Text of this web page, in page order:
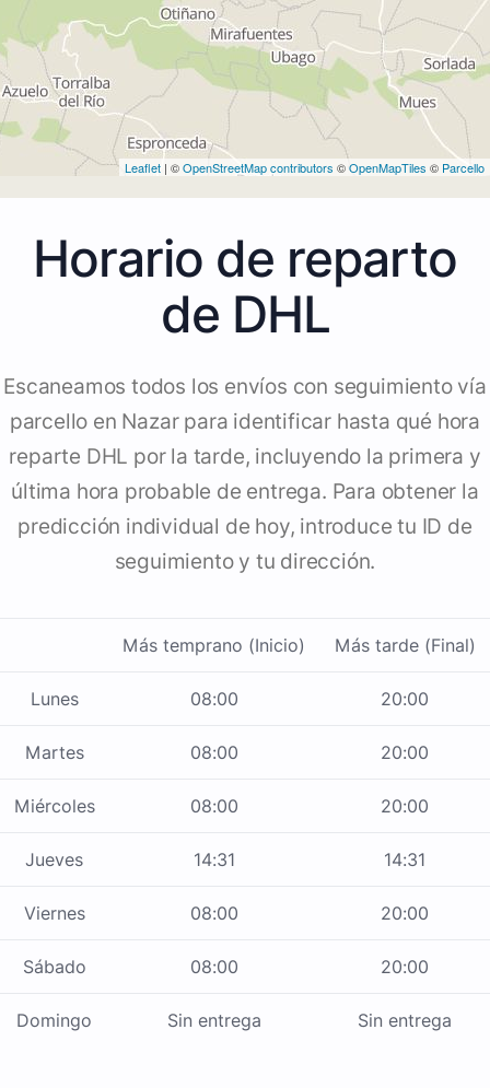
Leaflet | ©OpenStreetMap contributors ©OpenMapTiles © Parcello
Horario de reparto
de DHL
Escaneamos todos los envíos con seguimiento vía
parcello en Nazar para identificar hasta qué hora
reparte DHL por la tarde, incluyendo la primera y
última hora probable de entrega. Para obtener la
predicción individual de hoy, introduce tu ID de
seguimiento y tu dirección.
Más temprano (Inicio) Más tarde (Final)
Lunes 08:00 20:00
Martes 08:00 20:00
Miércoles 08:00 20:00
Jueves 14:31 14:31
Viernes 08:00 20:00
Sábado 08:00 20:00
Domingo Sin entrega Sin entrega